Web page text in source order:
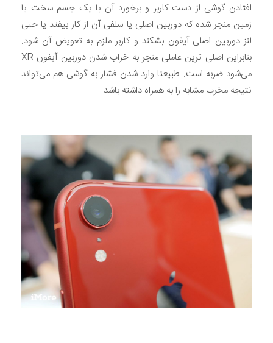
افتادن گوشی از دست کاربر و برخورد آن با یک جسم سخت یا
زمین منجر شده که دوربین اصلی یا سلفی آن از کار بیفتد یا حتی
لنز دوربین اصلی آیفون بشکند و کاربر ملزم به تعویض آن شود.
بنابراین اصلی ترین عاملی منجر به خراب شدن دوربین آیفون XR
می‌شود ضربه است. طبیعتا وارد شدن فشار به گوشی هم می‌تواند
نتیجه مخرب مشابه را به همراه داشته باشد.